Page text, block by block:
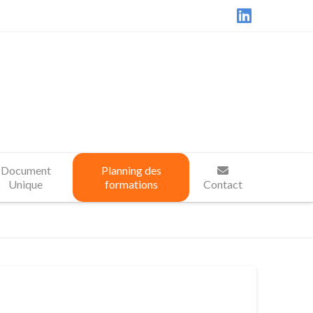
Document
Unique
Planning des
formations
Contact